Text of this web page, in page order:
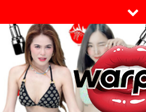
to
content